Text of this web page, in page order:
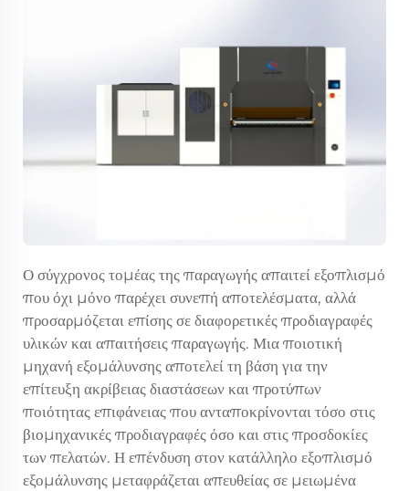
Ο σύγχρονος τομέας της παραγωγής απαιτεί εξοπλισμό
που όχι μόνο παρέχει συνεπή αποτελέσματα, αλλά
προσαρμόζεται επίσης σε διαφορετικές προδιαγραφές
υλικών και απαιτήσεις παραγωγής. Μια ποιοτική
μηχανή εξομάλυνσης αποτελεί τη βάση για την
επίτευξη ακρίβειας διαστάσεων και προτύπων
ποιότητας επιφάνειας που ανταποκρίνονται τόσο στις
βιομηχανικές προδιαγραφές όσο και στις προσδοκίες
των πελατών. Η επένδυση στον κατάλληλο εξοπλισμό
εξομάλυνσης μεταφράζεται απευθείας σε μειωμένα